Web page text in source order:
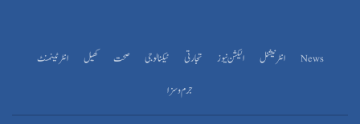
News انٹرنیشنل الیکشن نیوز تجارتی ٹیکنالوجی صحت کھیل
انٹرٹینمنٹ
جرم و سزا